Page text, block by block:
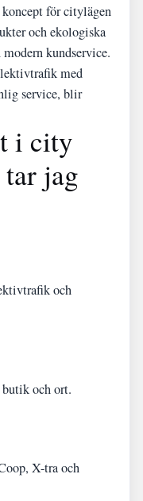
för citylägen
och ekologiska
kundservice.
med
service, blir
i city
jag
och
och ort.
X-tra och